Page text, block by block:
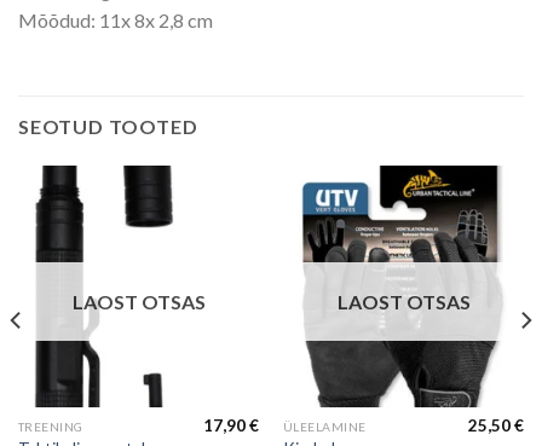
Mõõdud: 11x 8x 2,8 cm
SEOTUD TOOTED
LAOST OTSAS
TREENING 17,90€
LAOST OTSAS
ÜLEELAMINE 25,50€